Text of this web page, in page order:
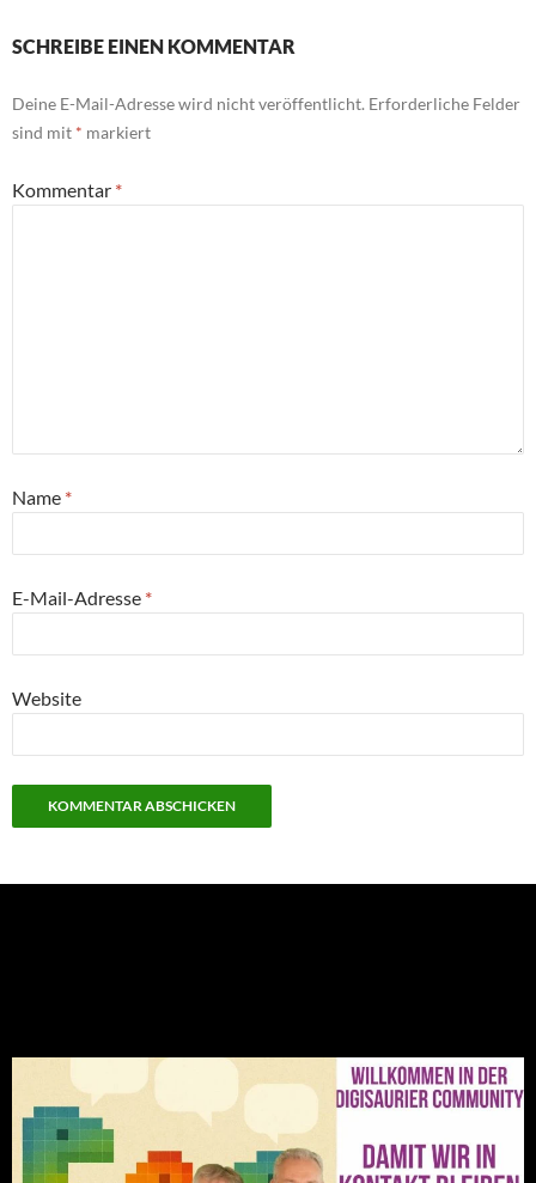
SCHREIBE EINEN KOMMENTAR
Deine E-Mail-Adresse wird nicht veröffentlicht. Erforderliche Felder
sind mit * markiert
Kommentar *
Name *
E-Mail-Adresse *
Website